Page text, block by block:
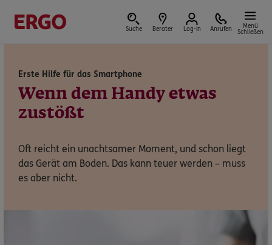
Suche Berater Log-in Anrufen
Menü
Schließen
Versicherungen & Finanzen
Reform der privaten Altersvorsorge
Jetzt Förderung selbst berechnen.
Erste Hilfe für das Smartphone
Wenn dem Handy etwas
zustößt
Oft reicht ein unachtsamer Moment, und schon liegt
das Gerät am Boden. Das kann teuer werden – muss
es aber nicht.